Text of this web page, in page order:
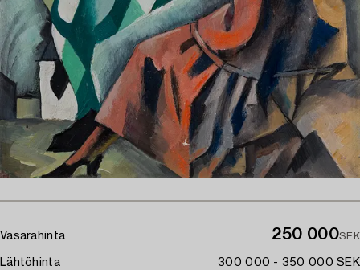
Vasarahinta 250 000SEK
Lähtöhinta 300 000 - 350 000 SEK